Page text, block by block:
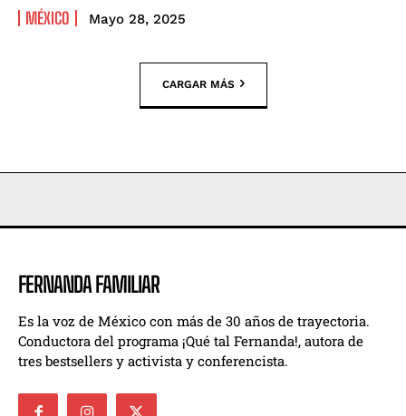
MÉXICO Mayo 28, 2025
CARGAR MÁS
FERNANDA FAMILIAR
Es la voz de México con más de 30 años de trayectoria.
Conductora del programa ¡Qué tal Fernanda!, autora de
tres bestsellers y activista y conferencista.